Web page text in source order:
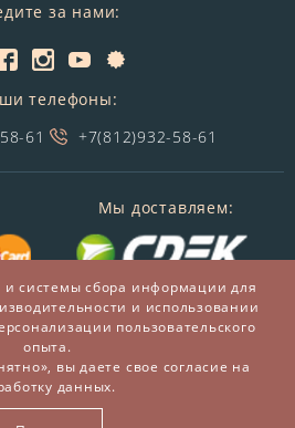
за нами:
телефоны:
61
+7(812)932-58-61
Мы доставляем:
-Интернет-магазин
сувениров из бронзы
системы сбора информации для
и использовании
пользовательского
опыта.
вы даете свое согласие на
данных.